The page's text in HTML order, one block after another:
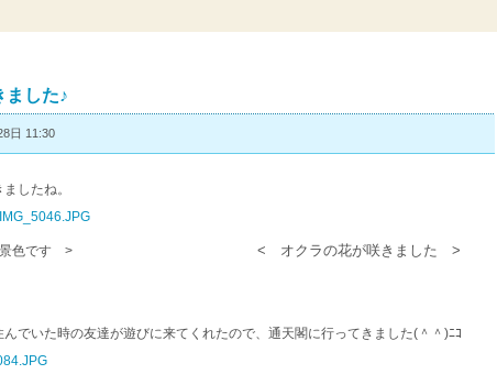
ました♪
日 11:30
したね。
裏の景色です > < オクラの花が咲きました >
でいた時の友達が遊びに来てくれたので、通天閣に行ってきました(＾＾)ﾆｺ